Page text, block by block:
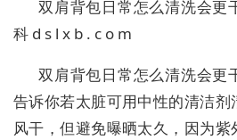
双肩背包日常怎么清洗会更
科 d s l x b . c o m
双肩背包日常怎么清洗会更
告诉你若太脏可用中性的清洁
风干，但避免曝晒太久，因为